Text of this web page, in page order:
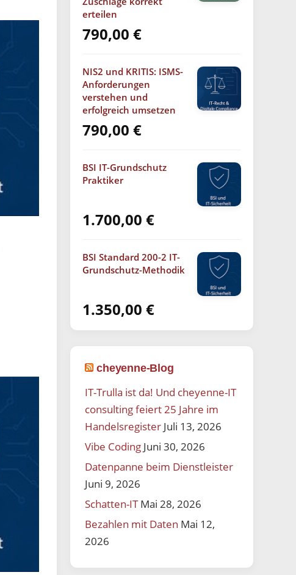
erteilen
790,00€
NIS2 und KRITIS: ISMS-
Anforderungen
verstehen und
erfolgreich umsetzen
790,00€
BSI IT-Grundschutz
Praktiker
1.700,00€
BSI Standard 200-2 IT-
Grundschutz-Methodik
1.350,00€
cheyenne-Blog
IT-Trulla ist da! Und cheyenne-IT
consulting feiert 25 Jahre im
Handelsregister Juli 13, 2026
Vibe Coding Juni 30, 2026
Datenpanne beim Dienstleister
Juni 9, 2026
Schatten-IT Mai 28, 2026
Bezahlen mit Daten Mai 12,
2026